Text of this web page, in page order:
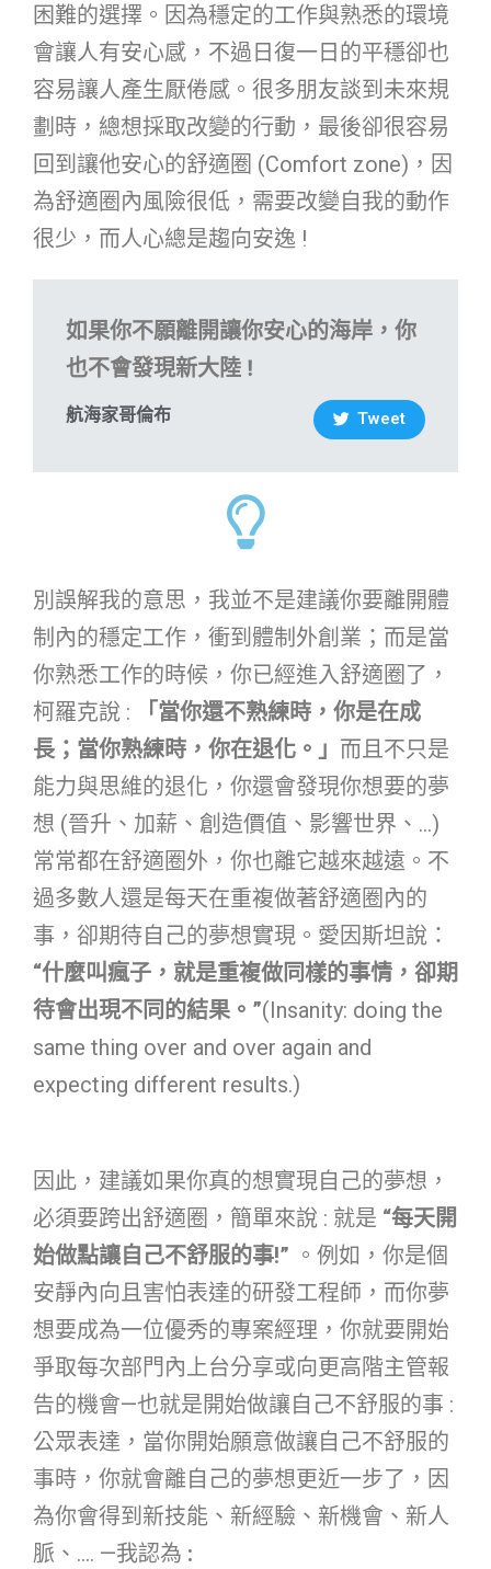
困難的選擇。因為穩定的工作與熟悉的環境
會讓人有安心感，不過日復一日的平穩卻也
容易讓人產生厭倦感。很多朋友談到未來規
劃時，總想採取改變的行動，最後卻很容易
回到讓他安心的舒適圈 (Comfort zone)，因
為舒適圈內風險很低，需要改變自我的動作
很少，而人心總是趨向安逸 !
如果你不願離開讓你安心的海岸，你
也不會發現新大陸 !
航海家哥倫布 Tweet
別誤解我的意思，我並不是建議你要離開體
制內的穩定工作，衝到體制外創業；而是當
你熟悉工作的時候，你已經進入舒適圈了，
柯羅克說 :
「當你還不熟練時，你是在成
長；當你熟練時，你在退化。」 而且不只是
能力與思維的退化，你還會發現你想要的夢
想 (晉升、加薪、創造價值、影響世界、…)
常常都在舒適圈外，你也離它越來越遠。不
過多數人還是每天在重複做著舒適圈內的
事，卻期待自己的夢想實現。愛因斯坦說：
“什麼叫瘋子，就是重複做同樣的事情，卻期
待會出現不同的結果。”(Insanity: doing the
same thing over and over again and
expecting different results.)
因此，建議如果你真的想實現自己的夢想，
必須要跨出舒適圈，簡單來說 : 就是 “每天開
始做點讓自己不舒服的事!” 。例如，你是個
安靜內向且害怕表達的研發工程師，而你夢
想要成為一位優秀的專案經理，你就要開始
爭取每次部門內上台分享或向更高階主管報
告的機會—也就是開始做讓自己不舒服的事 :
公眾表達，當你開始願意做讓自己不舒服的
事時，你就會離自己的夢想更近一步了，因
為你會得到新技能、新經驗、新機會、新人
脈、…. —我認為 :